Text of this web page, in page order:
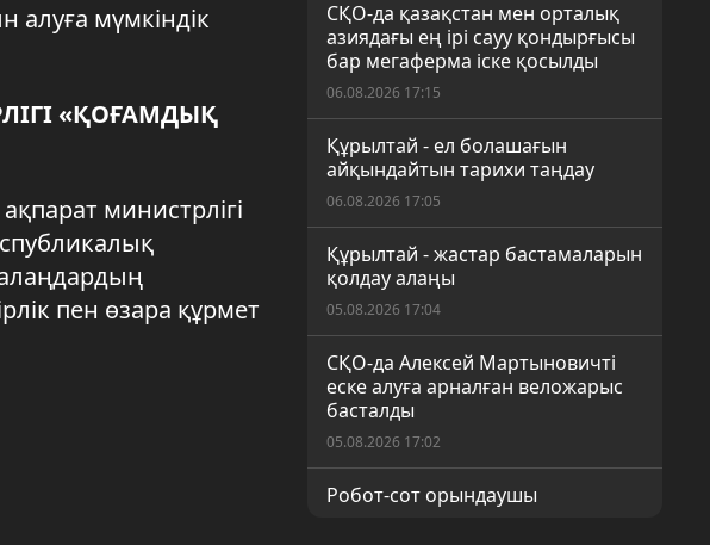
алуға мүмкіндік
«ҚОҒАМДЫҚ
министрлігі
пен өзара құрмет
СҚО-да қазақстан мен орталық
азиядағы ең ірі сауу қондырғысы
бар мегаферма іске қосылды
06.08.2026 17:15
Құрылтай - ел болашағын
айқындайтын тарихи таңдау
06.08.2026 17:05
Құрылтай - жастар бастамаларын
қолдау алаңы
05.08.2026 17:04
СҚО-да Алексей Мартыновичті
еске алуға арналған веложарыс
басталды
05.08.2026 17:02
Робот-сот орындаушы